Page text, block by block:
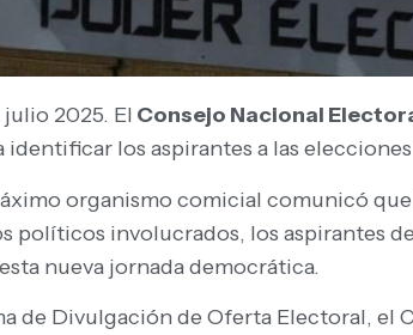
julio 2025. El Consejo Nacional
identificar los aspirantes a las
organismo comicial comunicó
políticos involucrados, los aspirantes
nueva jornada democrática.
de Divulgación de Oferta Electoral, el